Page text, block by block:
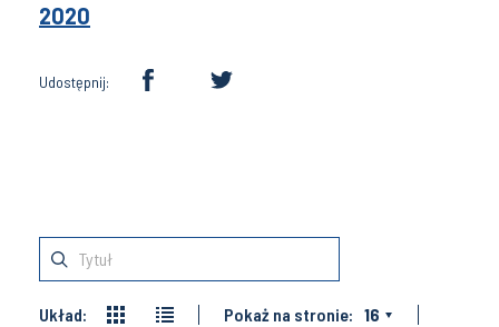
2020
Udostępnij:
Układ: Pokaż na stronie: 16